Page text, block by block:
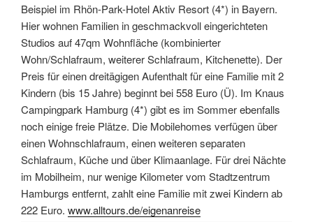
Beispiel im Rhön-Park-Hotel Aktiv Resort (4*) in Bayern.
Hier wohnen Familien in geschmackvoll eingerichteten
Studios auf 47qm Wohnfläche (kombinierter
Wohn/Schlafraum, weiterer Schlafraum, Kitchenette). Der
Preis für einen dreitägigen Aufenthalt für eine Familie mit 2
Kindern (bis 15 Jahre) beginnt bei 558 Euro (Ü). Im Knaus
Campingpark Hamburg (4*) gibt es im Sommer ebenfalls
noch einige freie Plätze. Die Mobilehomes verfügen über
einen Wohnschlafraum, einen weiteren separaten
Schlafraum, Küche und über Klimaanlage. Für drei Nächte
im Mobilheim, nur wenige Kilometer vom Stadtzentrum
Hamburgs entfernt, zahlt eine Familie mit zwei Kindern ab
222 Euro. www.alltours.de/eigenanreise